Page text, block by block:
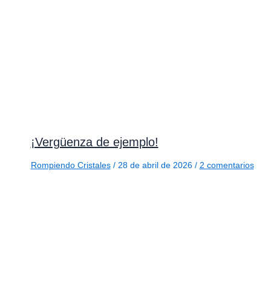
¡Vergüenza de ejemplo!
Rompiendo Cristales/ 28 de abril de 2026 / 2 comentarios